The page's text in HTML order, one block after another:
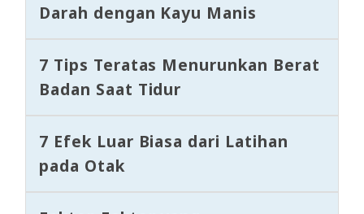
Darah dengan Kayu Manis
7 Tips Teratas Menurunkan Berat
Badan Saat Tidur
7 Efek Luar Biasa dari Latihan
pada Otak